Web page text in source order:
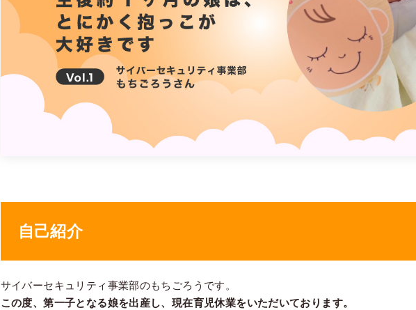
自己紹介
サイバーセキュリティ事業部のもちごろうです。
この度、第一子となる娘を出産し、現在育児休業をいただいております。